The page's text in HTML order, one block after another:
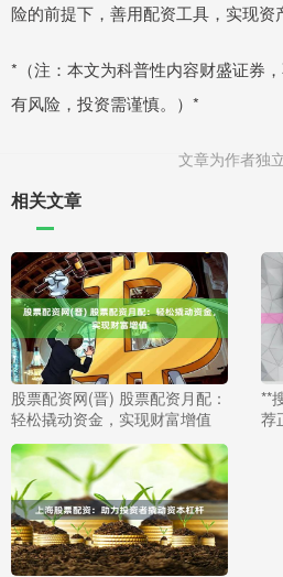
险的前提下，善用配资工具，实现资
*（注：本文为科普性内容财盛证券
有风险，投资需谨慎。）*
文章为作者独
相关文章
股票配资网(晋) 股票配资月配：
轻松撬动资金，实现财富增值
**
荐